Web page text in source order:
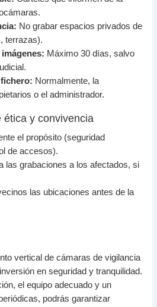
No grabar espacios privados de
terrazas).
Máximo 30 días, salvo
Normalmente, la
o el administrador.
ética y convivencia
el propósito (seguridad
de accesos).
las grabaciones a los afectados, si
las ubicaciones antes de la
vertical de cámaras de vigilancia
en seguridad y tranquilidad.
el equipo adecuado y un
podrás garantizar